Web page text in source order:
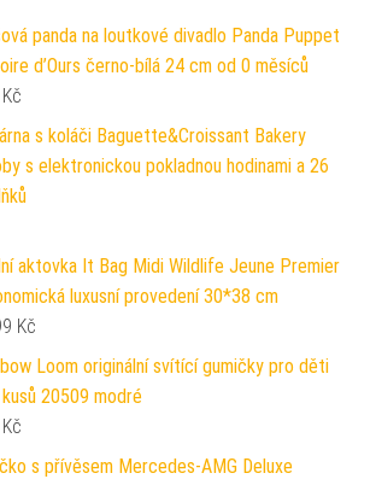
panda na loutkové divadlo Panda Puppet
d’Ours černo-bílá 24 cm od 0 měsíců
Kč
s koláči Baguette&Croissant Bakery
s elektronickou pokladnou hodinami a 26
aktovka It Bag Midi Wildlife Jeune Premier
luxusní provedení 30*38 cm
Kč
Loom originální svítící gumičky pro děti
20509 modré
Kč
s přívěsem Mercedes-AMG Deluxe